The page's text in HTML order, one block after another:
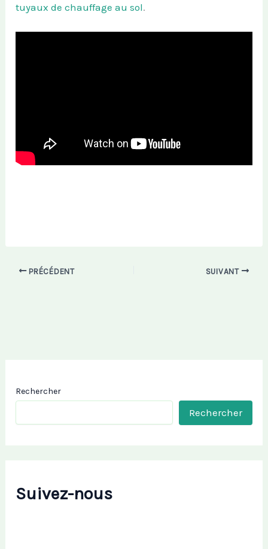
tuyaux de chauffage au sol.
PRÉCÉDENT SUIVANT
Rechercher
Rechercher
Suivez-nous